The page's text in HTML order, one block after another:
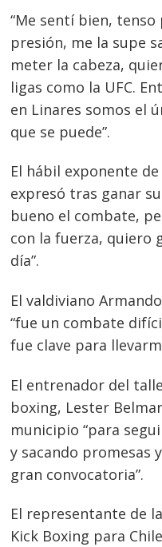
“Me sentí bien,
presión, me la supe
meter la cabeza,
ligas como la UFC.
en Linares somos el
que se puede”.
El hábil exponente
expresó tras ganar
bueno el combate,
con la fuerza, quiero
día”.
El valdiviano
“fue un combate
fue clave para
El entrenador del
boxing, Lester
municipio “para
y sacando promesas
gran convocatoria”.
El representante de
Kick Boxing para